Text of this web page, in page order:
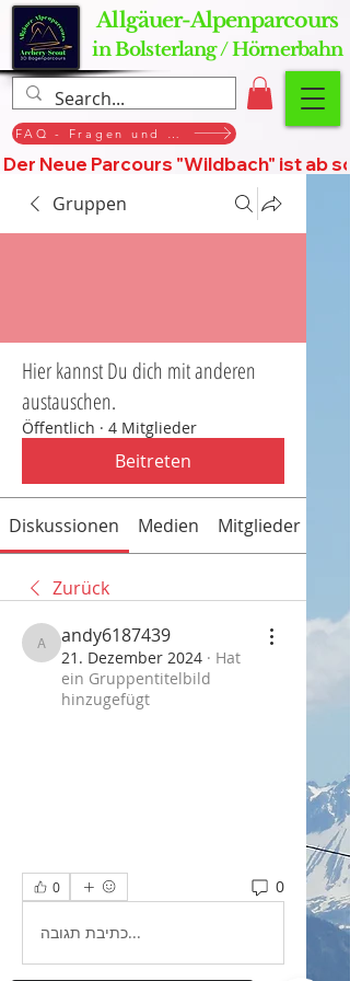
Allgäuer-Alpenparcours
in Bolsterlang / Hörnerbahn
FAQ - Fragen und Antworten
Der Neue Parcours "Wildbach" ist ab
Gruppen
Hier kannst Du dich mit anderen
austauschen.
Öffentlich · 4 Mitglieder
Beitreten
Diskussionen Medien Mitglieder
Zurück
andy6187439
andy6187439
21. Dezember 2024 · Hat
ein Gruppentitelbild
hinzugefügt
0 0
כתיבת תגובה...